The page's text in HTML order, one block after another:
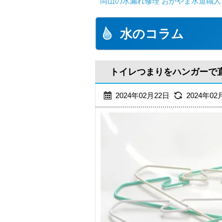
水のコラム
トイレつまりをハンガー
2024年02月22日 2024年02